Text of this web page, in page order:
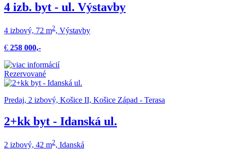
4 izb. byt - ul. Výstavby
4 izbový, 72 m2, Výstavby
€ 258 000,-
Rezervované
Predaj, 2 izbový, Košice II, Košice Západ - Terasa
2+kk byt - Idanská ul.
2 izbový, 42 m2, Idanská